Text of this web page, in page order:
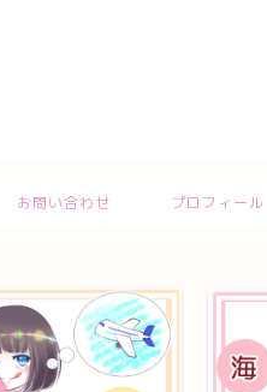
お問い合わせ プロフィール